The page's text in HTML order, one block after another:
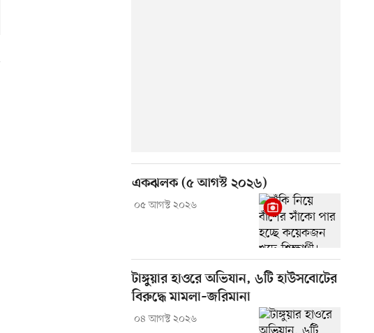
একঝলক (৫ আগস্ট ২০২৬)
০৫ আগস্ট ২০২৬
টাঙ্গুয়ার হাওরে অভিযান, ৬টি হাউসবোটের
বিরুদ্ধে মামলা–জরিমানা
০৪ আগস্ট ২০২৬